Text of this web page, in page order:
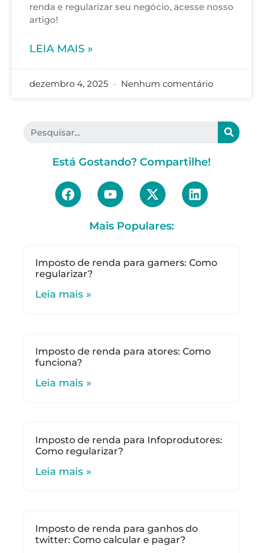
renda e regularizar seu negócio, acesse nosso
artigo!
LEIA MAIS »
dezembro 4, 2025 Nenhum comentário
Está Gostando? Compartilhe!
Mais Populares:
Imposto de renda para gamers: Como
regularizar?
Leia mais »
Imposto de renda para atores: Como
funciona?
Leia mais »
Imposto de renda para Infoprodutores:
Como regularizar?
Leia mais »
Imposto de renda para ganhos do
twitter: Como calcular e pagar?